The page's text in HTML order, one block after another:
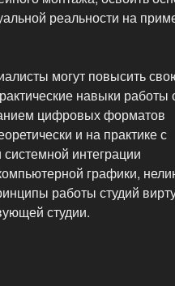
реальности на
могут повысить
навыки
цифровых форматов
и на практике с
интеграции
графики,
работы студий
студии.